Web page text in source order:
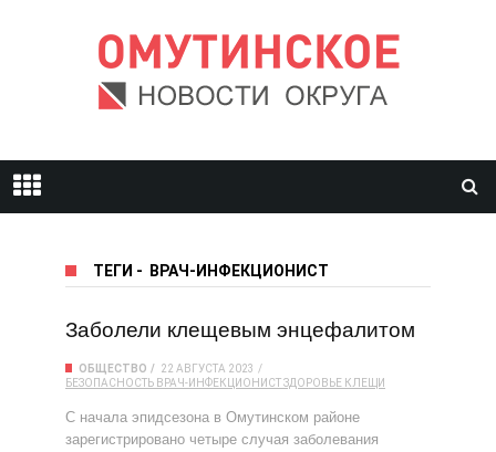
ТЕГИ - ВРАЧ-ИНФЕКЦИОНИСТ
Заболели клещевым энцефалитом
ОБЩЕСТВО
22 АВГУСТА 2023
БЕЗОПАСНОСТЬ ВРАЧ-ИНФЕКЦИОНИСТЗДОРОВЬЕ КЛЕЩИ
С начала эпидсезона в Омутинском районе
зарегистрировано четыре случая заболевания